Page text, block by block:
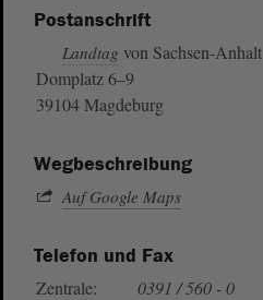
Postanschrift
Landtag von Sachsen-Anhalt
Domplatz 6–9
39104 Magdeburg
Wegbeschreibung
Auf Google Maps
Telefon und Fax
Zentrale:
0391 / 560 - 0